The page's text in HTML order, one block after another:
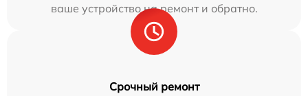
ваше устройство на ремонт и обратно.
Срочный ремонт